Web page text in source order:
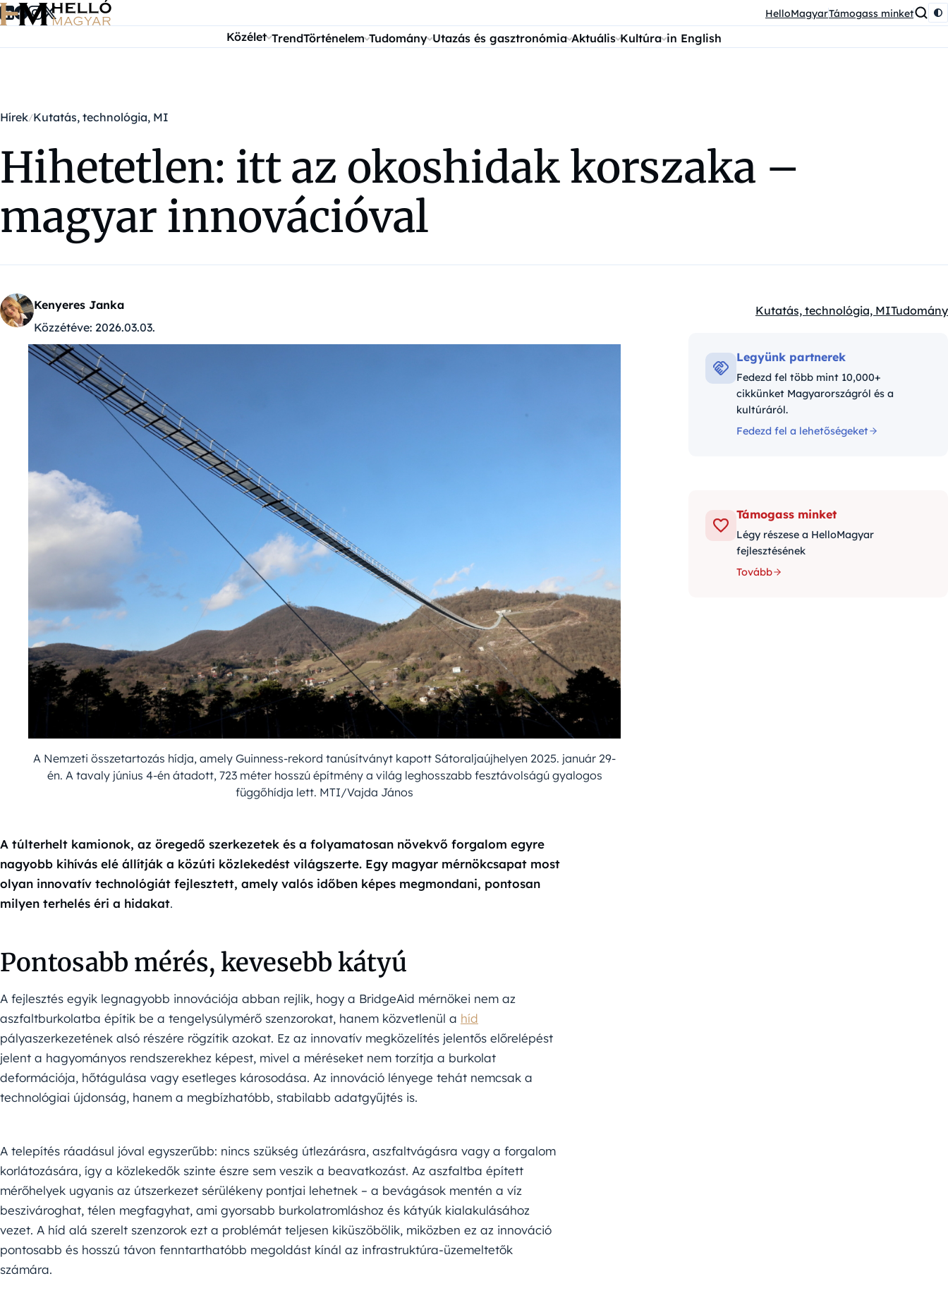
Ugrás a tartalomra HelloMagyarTámogass minket
Közélet TrendTörténelem Tudomány Utazás és gasztronómia Aktuális Kultúra in English
Hírek Kutatás, technológia, MI
Hihetetlen: itt az okoshidak korszaka –
magyar innovációval
Kenyeres Janka
Közzétéve: 2026.03.03.
Kategóriák:
Kutatás, technológia, MITudomány
A Nemzeti összetartozás hídja, amely Guinness-rekord tanúsítványt kapott Sátoraljaújhelyen 2025. január 29-
én. A tavaly június 4-én átadott, 723 méter hosszú építmény a világ leghosszabb fesztávolságú gyalogos
függőhídja lett. MTI/Vajda János
A túlterhelt kamionok, az öregedő szerkezetek és a folyamatosan növekvő forgalom egyre
nagyobb kihívás elé állítják a közúti közlekedést világszerte. Egy magyar mérnökcsapat most
olyan innovatív technológiát fejlesztett, amely valós időben képes megmondani, pontosan
milyen terhelés éri a hidakat.
Pontosabb mérés, kevesebb kátyú
A fejlesztés egyik legnagyobb innovációja abban rejlik, hogy a BridgeAid mérnökei nem az
aszfaltburkolatba építik be a tengelysúlymérő szenzorokat, hanem közvetlenül a híd
pályaszerkezetének alsó részére rögzítik azokat. Ez az innovatív megközelítés jelentős előrelépést
jelent a hagyományos rendszerekhez képest, mivel a méréseket nem torzítja a burkolat
deformációja, hőtágulása vagy esetleges károsodása. Az innováció lényege tehát nemcsak a
technológiai újdonság, hanem a megbízhatóbb, stabilabb adatgyűjtés is.
A telepítés ráadásul jóval egyszerűbb: nincs szükség útlezárásra, aszfaltvágásra vagy a forgalom
korlátozására, így a közlekedők szinte észre sem veszik a beavatkozást. Az aszfaltba épített
mérőhelyek ugyanis az útszerkezet sérülékeny pontjai lehetnek – a bevágások mentén a víz
beszivároghat, télen megfagyhat, ami gyorsabb burkolatromláshoz és kátyúk kialakulásához
vezet. A híd alá szerelt szenzorok ezt a problémát teljesen kiküszöbölik, miközben ez az innováció
pontosabb és hosszú távon fenntarthatóbb megoldást kínál az infrastruktúra-üzemeltetők
számára.
Legyünk partnerek
Fedezd fel több mint 10,000+
cikkünket Magyarországról és a
kultúráról.
Fedezd fel a lehetőségeket
Támogass minket
Légy részese a HelloMagyar
fejlesztésének
Tovább